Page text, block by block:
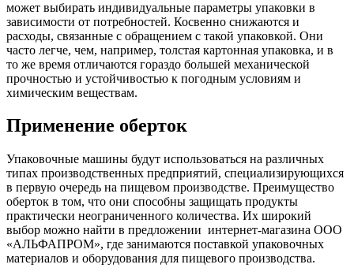
может выбирать индивидуальные параметры упаковки в
зависимости от потребностей. Косвенно снижаются и
расходы, связанные с обращением с такой упаковкой. Они
часто легче, чем, например, толстая картонная упаковка, и в
то же время отличаются гораздо большей механической
прочностью и устойчивостью к погодным условиям и
химическим веществам.
Применение оберток
Упаковочные машины будут использоваться на различных
типах производственных предприятий, специализирующихся
в первую очередь на пищевом производстве. Преимущество
оберток в том, что они способны защищать продукты
практически неограниченного количества. Их широкий
выбор можно найти в предложении интернет-магазина ООО
«АЛЬФАПРОМ», где занимаются поставкой упаковочных
материалов и оборудования для пищевого производства.